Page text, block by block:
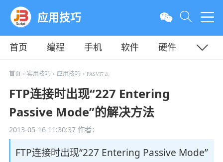
应用技巧
首页 编程 手机 软件
硬件
教程
平面 服务器
首页 > 实用技巧 > 应用技巧 > PASV方式
FTP连接时出现“227 Entering
Passive Mode”的解决方法
2013-05-16 11:30:37作者：
FTP连接时出现“227 Entering Passive Mode”